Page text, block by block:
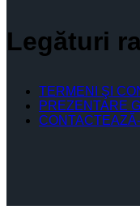
Legături
TERMENI ŞI
PREZENTARE